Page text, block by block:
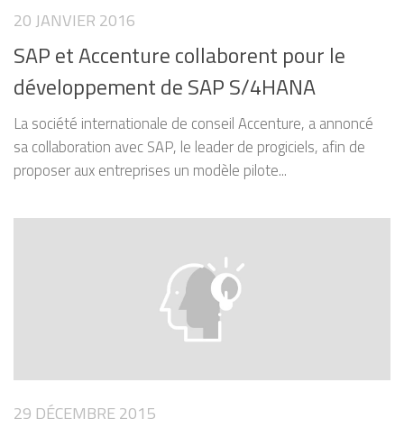
20 JANVIER 2016
SAP et Accenture collaborent pour le
développement de SAP S/4HANA
La société internationale de conseil Accenture, a annoncé
sa collaboration avec SAP, le leader de progiciels, afin de
proposer aux entreprises un modèle pilote...
29 DÉCEMBRE 2015